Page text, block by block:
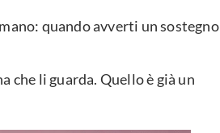
quando avverti un sostegno
che li guarda. Quello è già un